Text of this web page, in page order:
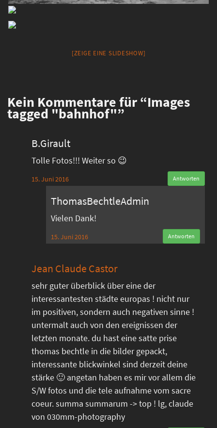
[ZEIGE EINE SLIDESHOW]
Kein Kommentare für “Images
tagged "bahnhof"”
B.Girault
Tolle Fotos!!! Weiter so 😉
15. Juni 2016 Antworten
ThomasBechtleAdmin
Vielen Dank!
15. Juni 2016 Antworten
Jean Claude Castor
sehr guter überblick über eine der
interessantesten städte europas ! nicht nur
im positiven, sondern auch negativen sinne !
untermalt auch von den ereignissen der
letzten monate. du hast eine satte prise
thomas bechtle in die bilder gepackt,
interessante blickwinkel sind derzeit deine
stärke 🙂 angetan haben es mir vor allem die
S/W fotos und die tele aufnahme vom sacre
coeur. summa summarum -> top ! lg, claude
von 030mm-photography